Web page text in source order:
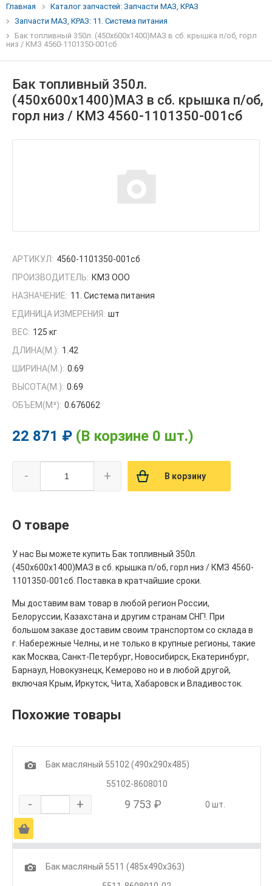
Главная
Каталог запчастей: Запчасти МАЗ, КРАЗ
Запчасти МАЗ, КРАЗ: 11. Система питания
Бак топливный 350л. (450х600х1400)МАЗ в сб. крышка п/об, горл
низ / КМЗ 4560-1101350-001сб
Бак топливный 350л.
(450х600х1400)МАЗ в сб. крышка п/об,
горл низ / КМЗ 4560-1101350-001сб
АРТИКУЛ: 4560-1101350-001сб
ПРОИЗВОДИТЕЛЬ: КМЗ ООО
НАЗНАЧЕНИЕ: 11. Система питания
ЕДИНИЦА ИЗМЕРЕНИЯ: шт
ВЕС: 125 кг
ДЛИНА(М.): 1.42
ШИРИНА(М.): 0.69
ВЫСОТА(М.): 0.69
ОБЪЕМ(M³): 0.676062
22 871 ₽ (В корзине 0 шт.)
- + В корзину
О товаре
У нас Вы можете купить Бак топливный 350л.
(450х600х1400)МАЗ в сб. крышка п/об, горл низ / КМЗ 4560-
1101350-001сб. Поставка в кратчайшие сроки.
Мы доставим вам товар в любой регион России,
Белоруссии, Казахстана и другим странам СНГ!. При
большом заказе доставим своим транспортом со склада в
г. Набережные Челны, и не только в крупные регионы, такие
как Москва, Санкт-Петербург, Новосибирск, Екатеринбург,
Барнаул, Новокузнецк, Кемерово но и в любой другой,
включая Крым, Иркутск, Чита, Хабаровск и Владивосток.
Похожие товары
1
Бак масляный 55102 (490х290х485)
55102-8608010
- + 9 753 ₽ 0 шт.
Ä
1
Бак масляный 5511 (485х490х363)